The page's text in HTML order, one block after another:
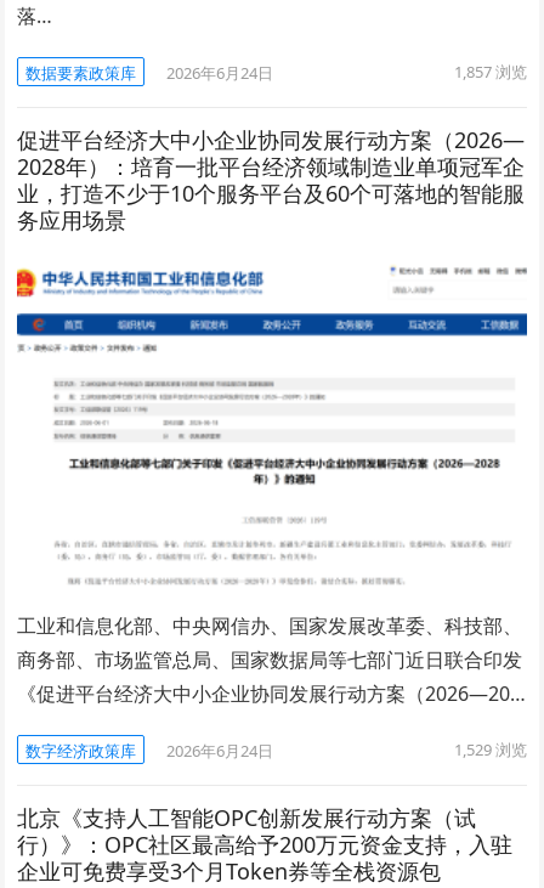
落…
数据要素政策库 2026年6月24日 1,857浏览
促进平台经济大中小企业协同发展行动方案（2026—
2028年）：培育一批平台经济领域制造业单项冠军企
业，打造不少于10个服务平台及60个可落地的智能服
务应用场景
工业和信息化部、中央网信办、国家发展改革委、科技部、
商务部、市场监管总局、国家数据局等七部门近日联合印发
《促进平台经济大中小企业协同发展行动方案（2026—20…
数字经济政策库 2026年6月24日 1,529浏览
北京《支持人工智能OPC创新发展行动方案（试
行）》：OPC社区最高给予200万元资金支持，入驻
企业可免费享受3个月Token券等全栈资源包